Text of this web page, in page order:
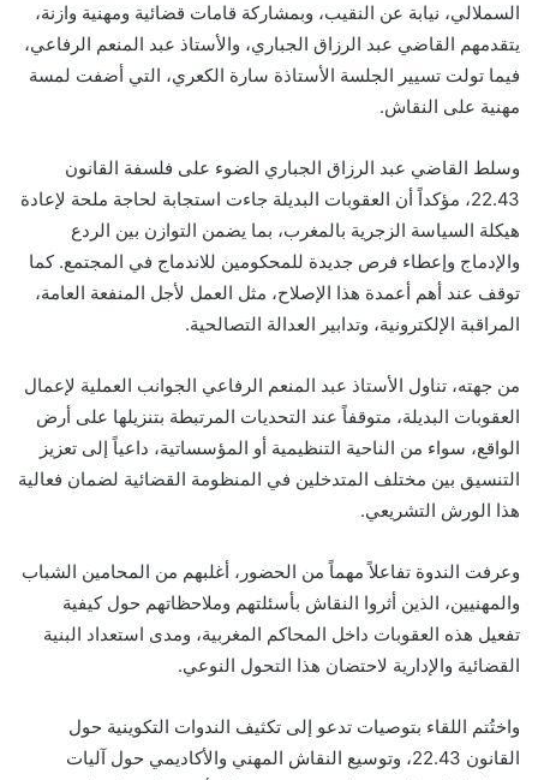
السملالي، نيابة عن النقيب، وبمشاركة قامات قضائية ومهنية وازنة،
يتقدمهم القاضي عبد الرزاق الجباري، والأستاذ عبد المنعم الرفاعي،
فيما تولت تسيير الجلسة الأستاذة سارة الكعري، التي أضفت لمسة
مهنية على النقاش.
وسلط القاضي عبد الرزاق الجباري الضوء على فلسفة القانون
22.43، مؤكداً أن العقوبات البديلة جاءت استجابة لحاجة ملحة لإعادة
هيكلة السياسة الزجرية بالمغرب، بما يضمن التوازن بين الردع
والإدماج وإعطاء فرص جديدة للمحكومين للاندماج في المجتمع. كما
توقف عند أهم أعمدة هذا الإصلاح، مثل العمل لأجل المنفعة العامة،
المراقبة الإلكترونية، وتدابير العدالة التصالحية.
من جهته، تناول الأستاذ عبد المنعم الرفاعي الجوانب العملية لإعمال
العقوبات البديلة، متوقفاً عند التحديات المرتبطة بتنزيلها على أرض
الواقع، سواء من الناحية التنظيمية أو المؤسساتية، داعياً إلى تعزيز
التنسيق بين مختلف المتدخلين في المنظومة القضائية لضمان فعالية
هذا الورش التشريعي.
وعرفت الندوة تفاعلاً مهماً من الحضور، أغلبهم من المحامين الشباب
والمهنيين، الذين أثروا النقاش بأسئلتهم وملاحظاتهم حول كيفية
تفعيل هذه العقوبات داخل المحاكم المغربية، ومدى استعداد البنية
القضائية والإدارية لاحتضان هذا التحول النوعي.
واختُتم اللقاء بتوصيات تدعو إلى تكثيف الندوات التكوينية حول
القانون 22.43، وتوسيع النقاش المهني والأكاديمي حول آليات